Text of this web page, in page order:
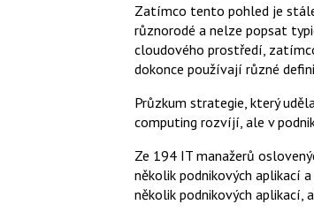
Zatímco tento pohled je
různorodé a nelze popsat
cloudového prostředí,
dokonce používají různé
Průzkum strategie, který
computing rozvíjí, ale v
Ze 194 IT manažerů
několik podnikových aplikací
několik podnikových aplikací,